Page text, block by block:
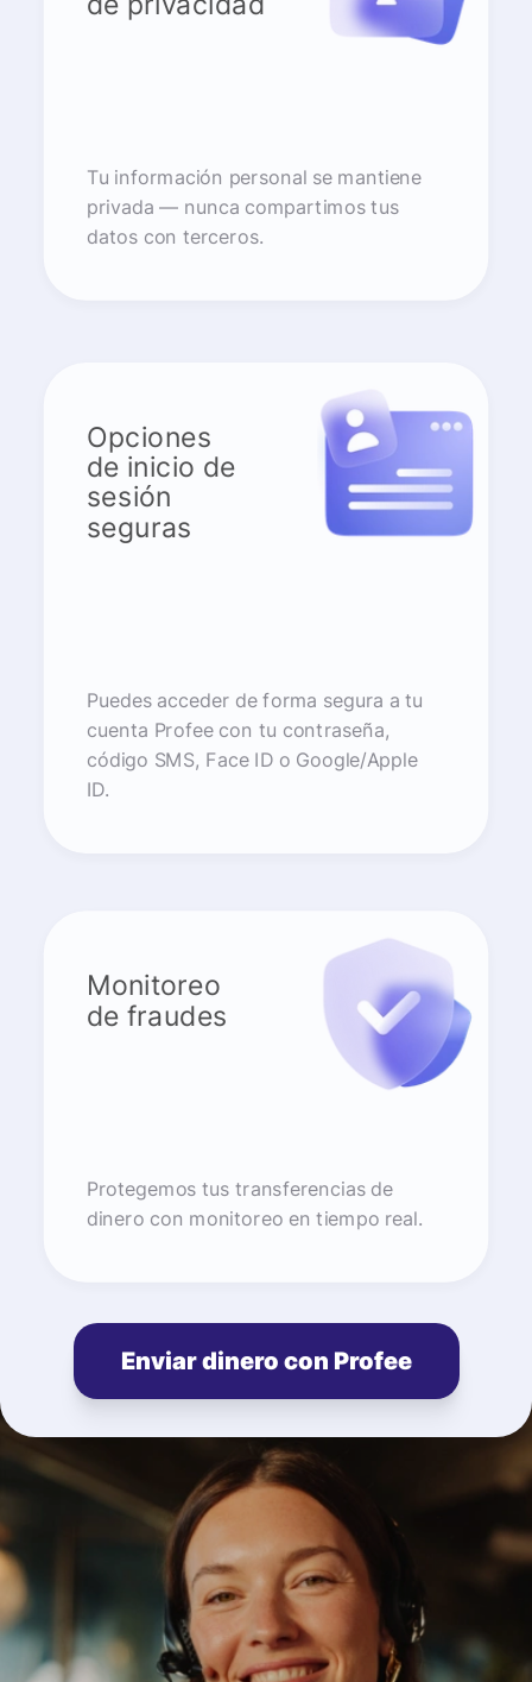
Tu información personal se mantiene
privada — nunca compartimos tus
datos con terceros.
Opciones
de inicio de
sesión
seguras
Puedes acceder de forma segura a tu
cuenta Profee con tu contraseña,
código SMS, Face ID o Google/Apple
ID.
Monitoreo
de fraudes
Protegemos tus transferencias de
dinero con monitoreo en tiempo real.
Enviar dinero con Profee